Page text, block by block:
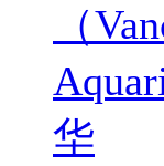
（
华